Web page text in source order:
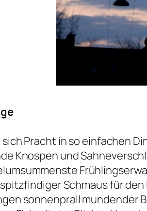
Pracht in so einfachen
Knospen und
Schmaus für den
sonnenprall mundender